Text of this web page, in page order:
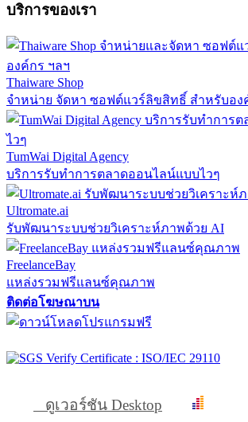
บริการของเรา
Thaiware Shop
จำหน่าย จัดหา ซอฟต์แวร์ลิขสิทธิ์ สำหรับอง
TumWai Digital Agency
บริการรับทำการตลาดออนไลน์แบบไวๆ
Ultromate.ai
รับพัฒนาระบบช่วยวิเคราะห์ภาพด้วย AI
FreelanceBay
แหล่งรวมฟรีแลนซ์คุณภาพ
ติดต่อโฆษณาบน
ดูเวอร์ชัน Desktop